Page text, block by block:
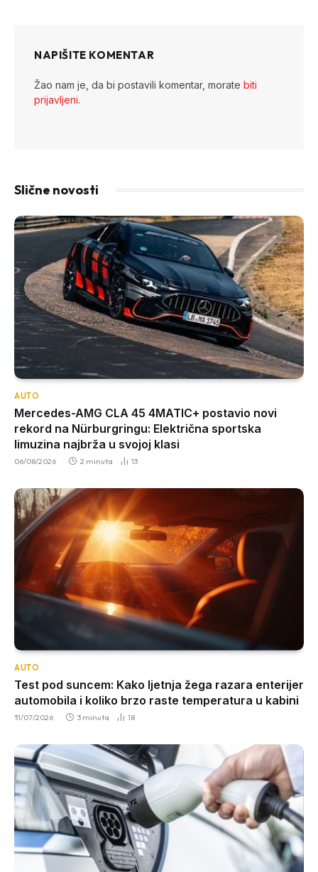
NAPIŠITE KOMENTAR
Žao nam je, da bi postavili komentar, morate biti
prijavljeni.
Slične novosti
AUTO
Mercedes-AMG CLA 45 4MATIC+ postavio novi
rekord na Nürburgringu: Električna sportska
limuzina najbrža u svojoj klasi
06/08/2026 2 minuta 13
AUTO
Test pod suncem: Kako ljetnja žega razara enterijer
automobila i koliko brzo raste temperatura u kabini
31/07/2026 3 minuta 18